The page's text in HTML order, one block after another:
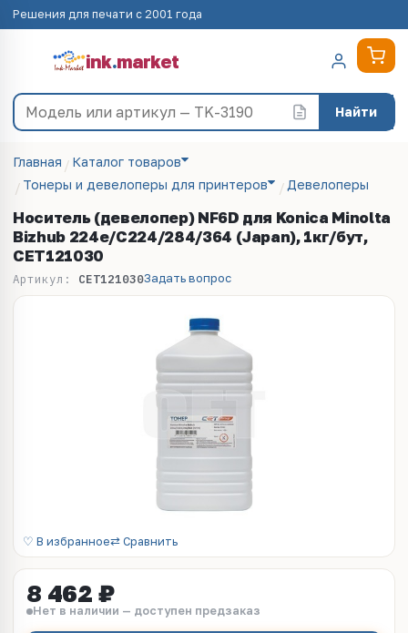
Решения для печати с 2001 года
ink.market
Найти
Главная
Каталог товаров
Тонеры и девелоперы для принтеров
Девелоперы
Носитель (девелопер) NF6D для Konica Minolta
Bizhub 224e/C224/284/364 (Japan), 1кг/бут,
CET121030
Артикул: CET121030Задать вопрос
♡ В избранное⇄ Сравнить
8 462 ₽
Нет в наличии — доступен предзаказ